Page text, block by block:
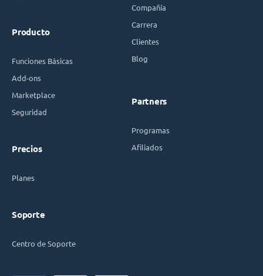
Producto
Funciones Básicas
Add-ons
Marketplace
Seguridad
Precios
Planes
Soporte
Centro de Soporte
Compañía
Carrera
Clientes
Blog
Partners
Programas
Afiliados